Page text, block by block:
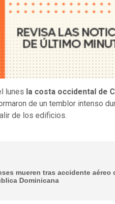
lunes la costa occidental de
de un temblor intenso
de los edificios.
mueren tras accidente aéreo
Dominicana